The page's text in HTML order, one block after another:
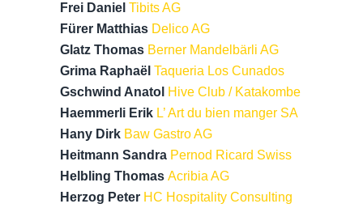
Frei Daniel Tibits AG
Fürer Matthias Delico AG
Glatz Thomas Berner Mandelbärli AG
Grima Raphaël Taqueria Los Cunados
Gschwind Anatol Hive Club /Katakombe
Haemmerli Erik L’ Art du bien manger SA
Hany Dirk Baw Gastro AG
Heitmann Sandra Pernod Ricard Swiss
Helbling Thomas Acribia AG
Herzog Peter HC Hospitality Consulting